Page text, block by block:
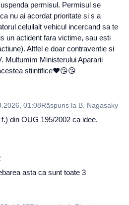
permisul. Permisul se
nu ai acordat prioritate si s a
celuilalt vehicul incercand sa te
un actident fara victime, sau esti
Altfel e doar contraventie si
Multumim Ministerului Apararii
stiintifice❤️😘😘
01:08Răspuns la B. Nagasaky
din OUG 195/2002 ca idee.
asta ca sunt toate 3